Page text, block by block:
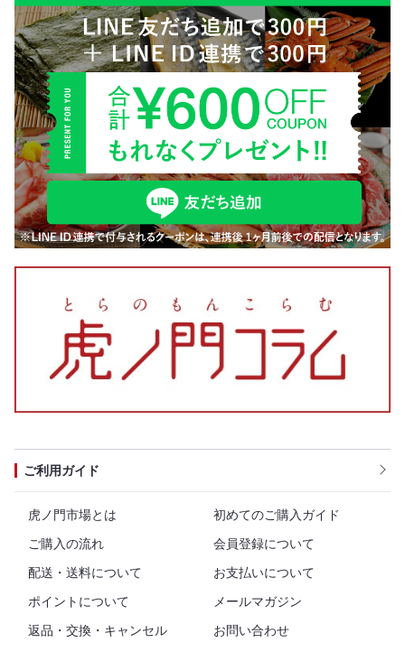
ご利用ガイド
虎ノ門市場とは
初めてのご購入ガイド
ご購入の流れ
会員登録について
配送・送料について
お支払いについて
ポイントについて
メールマガジン
返品・交換・キャンセル
お問い合わせ